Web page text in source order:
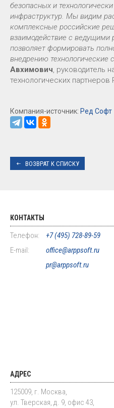
безопасных и
инфраструктур. Мы видим
комплексные российские
взаимодействие с ведущими
позволяет формировать
внедрению технологические
Авхимович, руководитель
технологических
Компания-источник: Ред Софт
ВОЗВРАТ К СПИСКУ
КОНТАКТЫ
Телефон:
+7 (495) 728-89-59
E-mail:
office@arppsoft.ru
pr@arppsoft.ru
АДРЕС
125009, г. Москва,
ул. Тверская, д. 9, офис 43,